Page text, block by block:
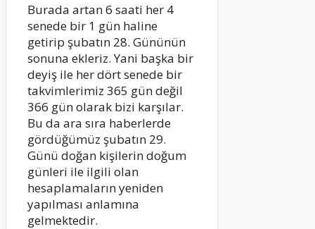
Burada artan 6 saati her 4
senede bir 1 gün haline
getirip şubatın 28. Gününün
sonuna ekleriz. Yani başka bir
deyiş ile her dört senede bir
takvimlerimiz 365 gün değil
366 gün olarak bizi karşılar.
Bu da ara sıra haberlerde
gördüğümüz şubatın 29.
Günü doğan kişilerin doğum
günleri ile ilgili olan
hesaplamaların yeniden
yapılması anlamına
gelmektedir.